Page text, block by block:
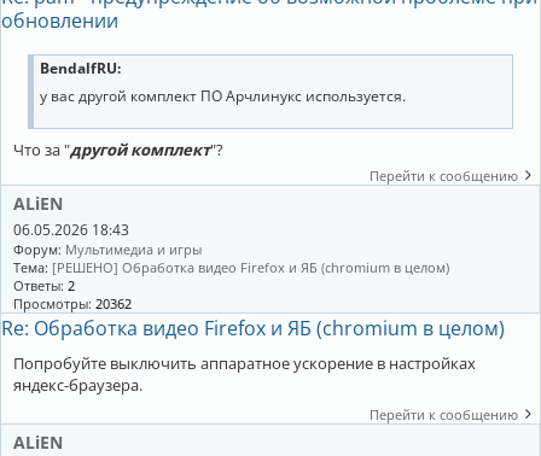
обновлении
BendalfRU:
у вас другой комплект ПО Арчлинукс используется.
Что за "другой комплект"?
Перейти к сообщению
ALiEN
06.05.2026 18:43
Форум: Мультимедиа и игры
Тема: [РЕШЕНО] Обработка видео Firefox и ЯБ (chromium в целом)
Ответы: 2
Просмотры: 20362
Re: Обработка видео Firefox и ЯБ (chromium в целом)
Попробуйте выключить аппаратное ускорение в настройках
яндекс-браузера.
Перейти к сообщению
ALiEN